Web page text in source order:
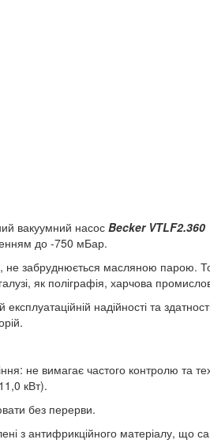
вакуумний насос BeckerVTLF2.360
до -750 мБар.
не забруднюється масляною парою.
як поліграфія, харчова
експлуатаційній надійності та
вимагає частого контролю та
кВт).
без перерви.
матеріалу, що